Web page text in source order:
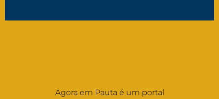
Agora em Pauta é um portal